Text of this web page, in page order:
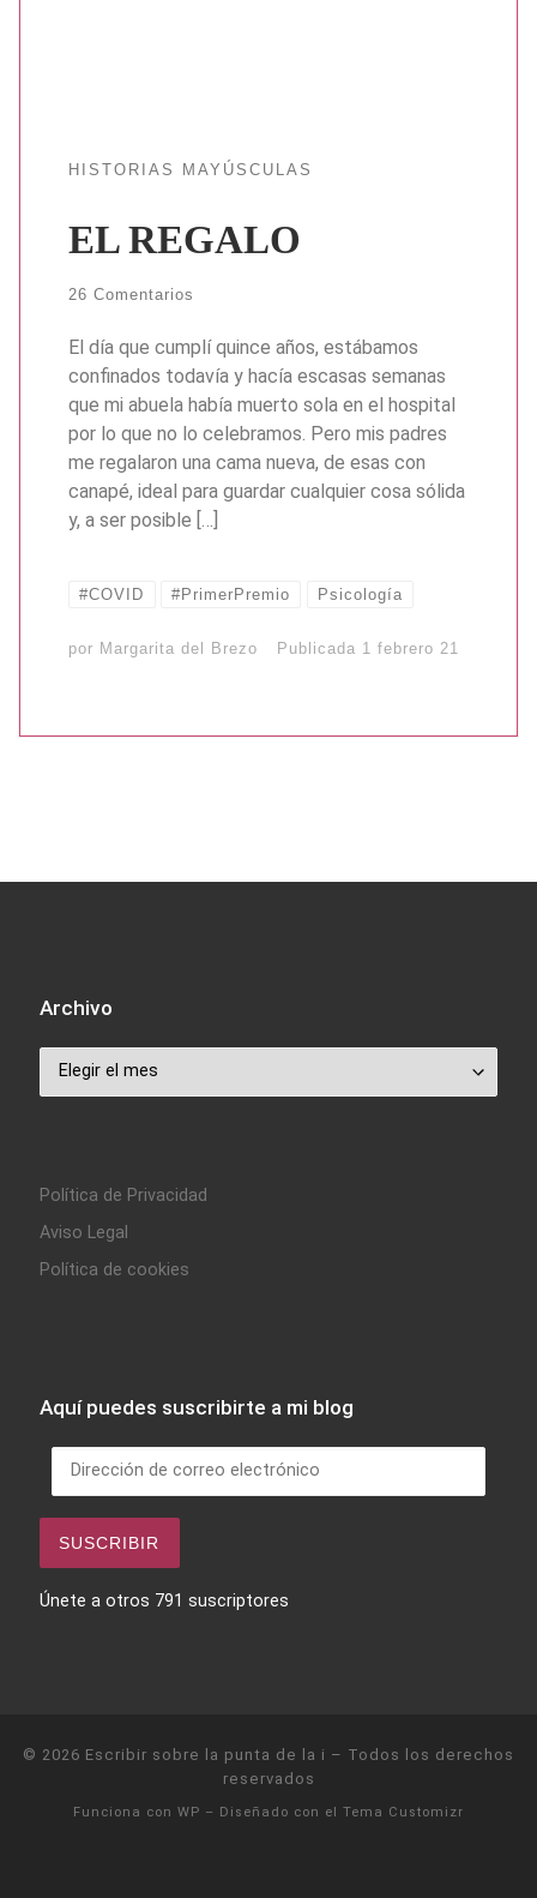
HISTORIAS MAYÚSCULAS
EL REGALO
26 Comentarios
El día que cumplí quince años, estábamos
confinados todavía y hacía escasas semanas
que mi abuela había muerto sola en el hospital
por lo que no lo celebramos. Pero mis padres
me regalaron una cama nueva, de esas con
canapé, ideal para guardar cualquier cosa sólida
y, a ser posible […]
#COVID #PrimerPremio Psicología
por Margarita del Brezo Publicada 1 febrero 21
Archivo
Archivo
Política de Privacidad
Aviso Legal
Política de cookies
Aquí puedes suscribirte a mi blog
Dirección de correo electrónico
SUSCRIBIR
Únete a otros 791 suscriptores
© 2026 Escribir sobre la punta de la i – Todos los derechos
reservados
Funciona con WP – Diseñado con el Tema Customizr